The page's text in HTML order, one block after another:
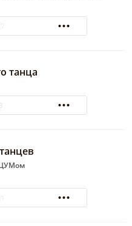
21-46
танца
ЦУМом
86-52